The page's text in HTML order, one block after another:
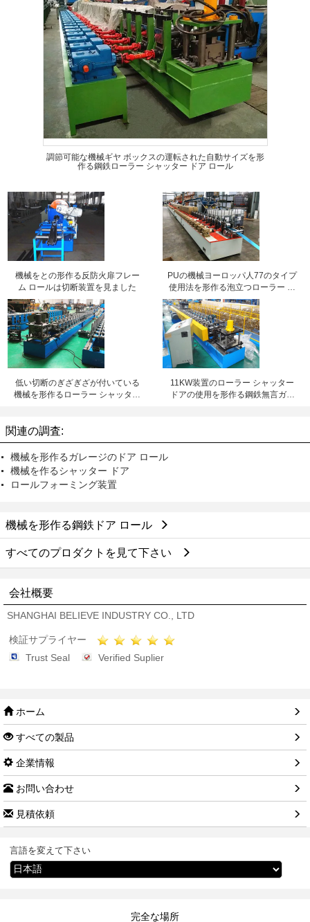
調節可能な機械ギヤ ボックスの運転された自動サイズを形
作る鋼鉄ローラー シャッター ドア ロール
機械をとの形作る反防火扉フレー
ム ロールは切断装置を見ました
PUの機械ヨーロッパ人77のタイプ
使用法を形作る泡立つローラー シ
ャッター ドア ロール
低い切断のぎざぎざが付いている
機械を形作るローラー シャッター
11KW装置のローラー シャッター
ドアの使用を形作る鋼鉄無言ガイ
関連の調査:
機械を形作るガレージのドア ロール
機械を作るシャッター ドア
ロールフォーミング装置
機械を形作る鋼鉄ドア ロール
すべてのプロダクトを見て下さい
会社概要
SHANGHAI BELIEVE INDUSTRY CO., LTD
検証サプライヤー
Trust Seal
Verified Suplier
ホーム
すべての製品
企業情報
お問い合わせ
見積依頼
言語を変えて下さい
完全な場所